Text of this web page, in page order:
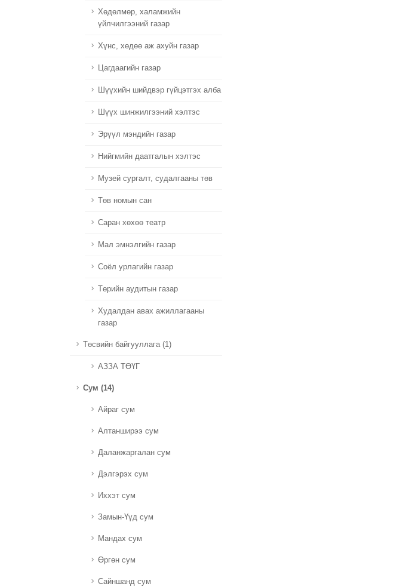
Хөдөлмөр, халамжийн
үйлчилгээний газар
Хүнс, хөдөө аж ахуйн газар
Цагдаагийн газар
Шүүхийн шийдвэр гүйцэтгэх алба
Шүүх шинжилгээний хэлтэс
Эрүүл мэндийн газар
Нийгмийн даатгалын хэлтэс
Музей сургалт, судалгааны төв
Төв номын сан
Саран хөхөө театр
Мал эмнэлгийн газар
Соёл урлагийн газар
Төрийн аудитын газар
Худалдан авах ажиллагааны
газар
Төсвийн байгууллага (1)
АЗЗА ТӨҮГ
Сум (14)
Айраг сум
Алтанширээ сум
Даланжаргалан сум
Дэлгэрэх сум
Иххэт сум
Замын-Үүд сум
Мандах сум
Өргөн сум
Сайншанд сум